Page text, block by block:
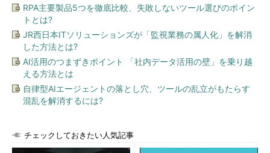
RPA主要製品5つを徹底比較、失敗しないツール選びのポイン
トとは?
JR西日本ITソリューションズが「監視業務の属人化」を解消
した方法とは?
AI活用のつまずきポイント 「社内データ活用の壁」を乗り越
える方法とは
自律型AIエージェントの落とし穴、ツールの乱立がもたらす
混乱を解消するには?
チェックしておきたい人気記事